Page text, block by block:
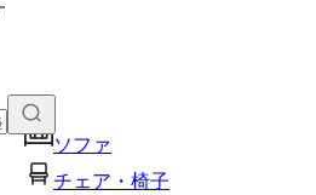
ソファ
チェア・椅子
貼り付けて、カートに追加できます